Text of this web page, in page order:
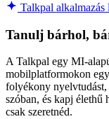
Talkpal alkalmazás
Tanulj bárhol,
A Talkpal egy MI-
mobilplatformokon
folyékony nyelvtudást,
szóban, és kapj élethű
csak szeretnéd.